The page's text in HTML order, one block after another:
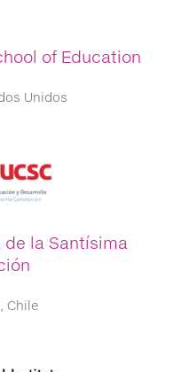
of Education
Unidos
la Santísima
Chile